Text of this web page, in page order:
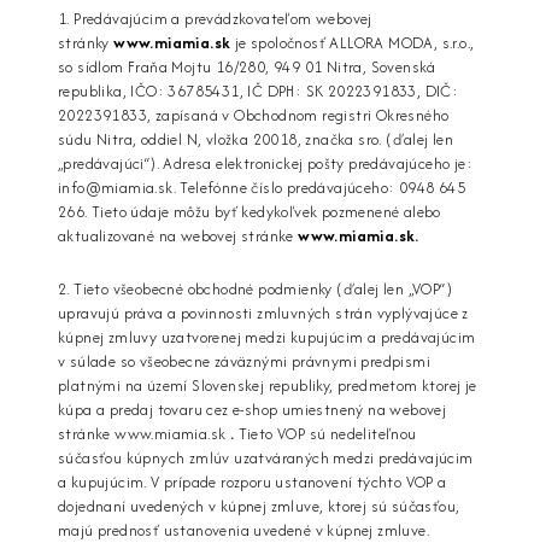
1. Predávajúcim a prevádzkovateľom webovej
stránkywww.miamia.sk je spoločnosť ALLORA MODA, s.r.o.,
so sídlom Fraňa Mojtu 16/280, 949 01 Nitra, Sovenská
republika, IČO: 36785431, IČ DPH: SK 2022391833, DIČ:
2022391833, zapísaná v Obchodnom registri Okresného
súdu Nitra, oddiel N, vložka 20018, značka sro. (ďalej len
„predávajúci“). Adresa elektronickej pošty predávajúceho je:
info@miamia.sk. Telefónne číslo predávajúceho: 0948 645
266. Tieto údaje môžu byť kedykoľvek pozmenené alebo
aktualizované na webovej stránkewww.miamia.sk.
2. Tieto všeobecné obchodné podmienky (ďalej len „VOP“)
upravujú práva a povinnosti zmluvných strán vyplývajúce z
kúpnej zmluvy uzatvorenej medzi kupujúcim a predávajúcim
v súlade so všeobecne záväznými právnymi predpismi
platnými na území Slovenskej republiky, predmetom ktorej je
kúpa a predaj tovaru cez e-shop umiestnený na webovej
stránke www.miamia.sk . Tieto VOP sú nedeliteľnou
súčasťou kúpnych zmlúv uzatváraných medzi predávajúcim
a kupujúcim. V prípade rozporu ustanovení týchto VOP a
dojednaní uvedených v kúpnej zmluve, ktorej sú súčasťou,
majú prednosť ustanovenia uvedené v kúpnej zmluve.